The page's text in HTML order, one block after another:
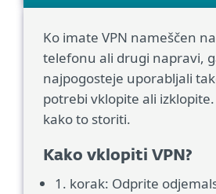
Ko imate VPN nameščen
telefonu ali drugi napravi,
najpogosteje uporabljali
potrebi vklopite ali
kako to storiti.
Kako vklopiti VPN?
1. korak: Odprite